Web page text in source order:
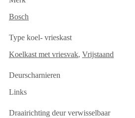
Bosch
Type koel- vrieskast
Koelkast met vriesvak, Vrijstaand
Deurscharnieren
Links
Draairichting deur verwisselbaar